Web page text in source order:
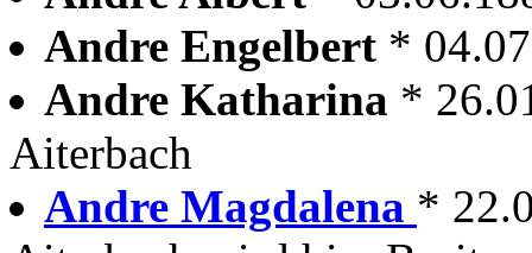
Andre Engelbert *
Andre Katharina *
Aiterbach
Andre Magdalena *